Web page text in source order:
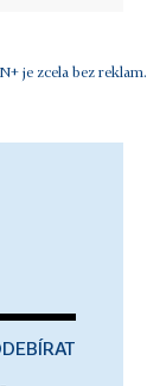
je zcela bez reklam.